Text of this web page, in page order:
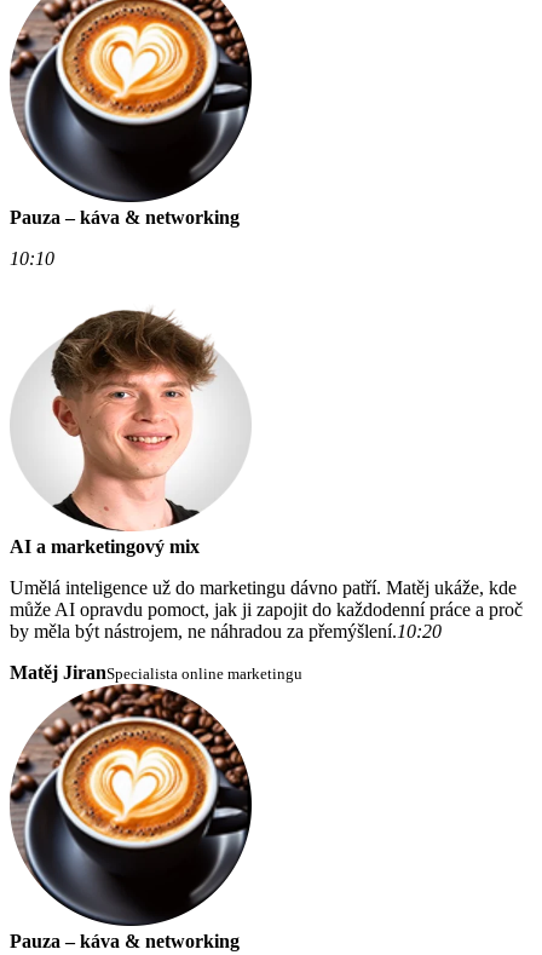
Pauza – káva & networking
10:10
AI a marketingový mix
Umělá inteligence už do marketingu dávno patří. Matěj ukáže, kde
může AI opravdu pomoct, jak ji zapojit do každodenní práce a proč
by měla být nástrojem, ne náhradou za přemýšlení.10:20
Matěj JiranSpecialista online marketingu
Pauza – káva & networking